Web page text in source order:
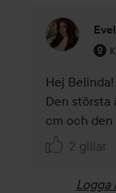
Hej
Den största
cm och den
2 gillar
Logga